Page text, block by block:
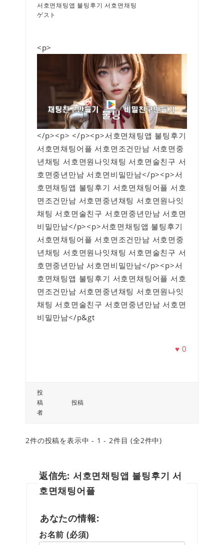
서호면채팅앱 불팅후기 서호면채팅
ゲスト
<p>
</p><p> </p><p>서호면채팅앱 불팅후기
서호면채팅어플 서호면조건만남 서호면중
년채팅 서호면원나잇채팅 서호면술친구 서
호면중년만남 서호면비밀만남</p><p>서
호면채팅앱 불팅후기 서호면채팅어플 서호
면조건만남 서호면중년채팅 서호면원나잇
채팅 서호면술친구 서호면중년만남 서호면
비밀만남</p><p>서호면채팅앱 불팅후기
서호면채팅어플 서호면조건만남 서호면중
년채팅 서호면원나잇채팅 서호면술친구 서
호면중년만남 서호면비밀만남</p><p>서
호면채팅앱 불팅후기 서호면채팅어플 서호
면조건만남 서호면중년채팅 서호면원나잇
채팅 서호면술친구 서호면중년만남 서호면
비밀만남</p&gt
♥0
投
稿
者
投稿
2件の投稿を表示中 - 1 - 2件目 (全2件中)
返信先: 서호면채팅앱 불팅후기 서
호면채팅어플
あなたの情報:
お名前 (必須)